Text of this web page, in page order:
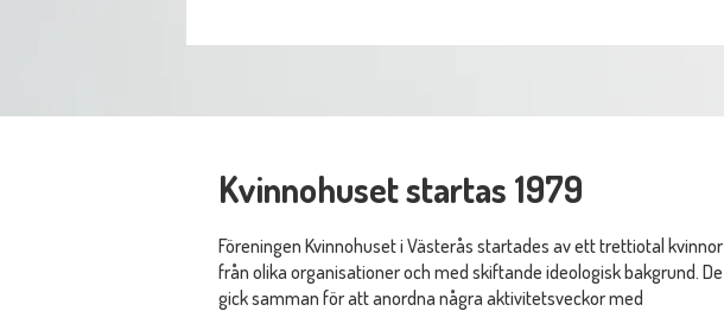
Kvinnohuset startas 1979
Föreningen Kvinnohuset i Västerås startades av ett trettiotal kvinnor
från olika organisationer och med skiftande ideologisk bakgrund. De
gick samman för att anordna några aktivitetsveckor med